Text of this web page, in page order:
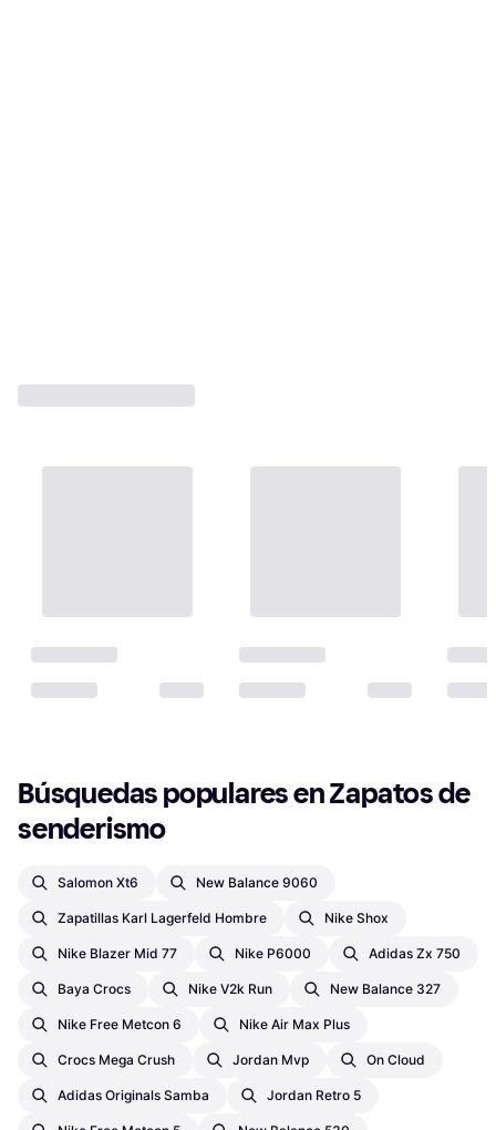
Búsquedas populares en Zapatos de
senderismo
Salomon Xt6 New Balance 9060
Zapatillas Karl Lagerfeld Hombre Nike Shox
Nike Blazer Mid 77 Nike P6000 Adidas Zx 750
Baya Crocs Nike V2k Run New Balance 327
Nike Free Metcon 6 Nike Air Max Plus
Crocs Mega Crush Jordan Mvp On Cloud
Adidas Originals Samba Jordan Retro 5